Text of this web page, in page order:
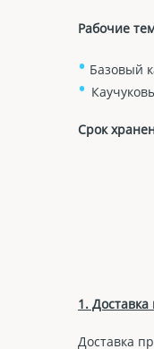
Рабочие
• Базовый к
•
Срок
1.
Доставка